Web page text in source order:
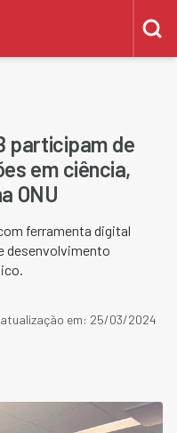
participam de
em ciência,
ONU
ferramenta digital
desenvolvimento
em: 25/03/2024